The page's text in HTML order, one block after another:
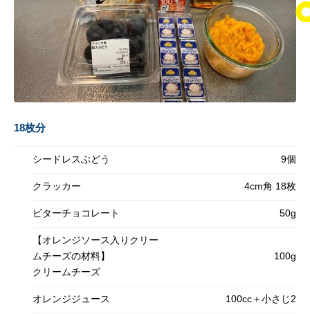
18枚分
シードレスぶどう 9個
クラッカー 4cm角 18枚
ビターチョコレート 50g
【オレンジソース入りクリー
ムチーズの材料】
クリームチーズ
100g
オレンジジュース 100cc＋小さじ2